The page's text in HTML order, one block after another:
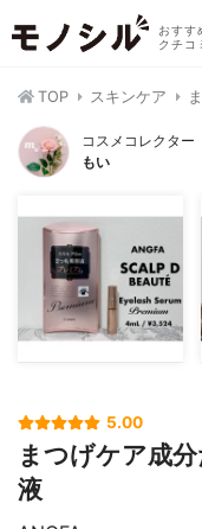
おすす
クチコ
TOP スキンケア
コスメコレクター
もい
5.00
まつげケア成
液